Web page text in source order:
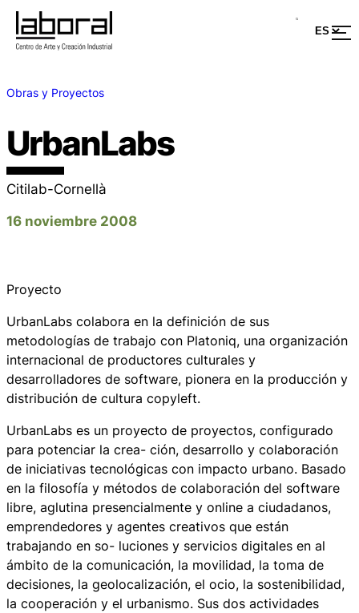
Obras y Proyectos
UrbanLabs
Citilab-Cornellà
16 noviembre 2008
Proyecto
UrbanLabs colabora en la definición de sus
metodologías de trabajo con Platoniq, una organización
internacional de productores culturales y
desarrolladores de software, pionera en la producción y
distribución de cultura copyleft.
UrbanLabs es un proyecto de proyectos, configurado
para potenciar la crea- ción, desarrollo y colaboración
de iniciativas tecnológicas con impacto urbano. Basado
en la filosofía y métodos de colaboración del software
libre, aglutina presencialmente y online a ciudadanos,
emprendedores y agentes creativos que están
trabajando en so- luciones y servicios digitales en al
ámbito de la comunicación, la movilidad, la toma de
decisiones, la geolocalización, el ocio, la sostenibilidad,
la cooperación y el urbanismo. Sus dos actividades